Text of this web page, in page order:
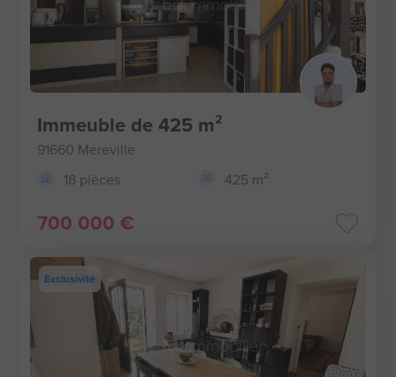
Immeuble de 425 m²
91660 Mereville
18 pièces
425 m²
700 000 €
Exclusivité